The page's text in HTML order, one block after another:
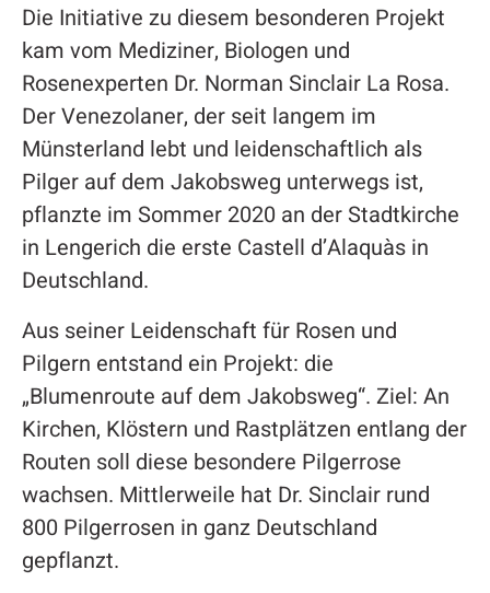
Die Initiative zu diesem besonderen Projekt
kam vom Mediziner, Biologen und
Rosenexperten Dr. Norman Sinclair La Rosa.
Der Venezolaner, der seit langem im
Münsterland lebt und leidenschaftlich als
Pilger auf dem Jakobsweg unterwegs ist,
pflanzte im Sommer 2020 an der Stadtkirche
in Lengerich die erste Castell d’Alaquàs in
Deutschland.
Aus seiner Leidenschaft für Rosen und
Pilgern entstand ein Projekt: die
„Blumenroute auf dem Jakobsweg“. Ziel: An
Kirchen, Klöstern und Rastplätzen entlang der
Routen soll diese besondere Pilgerrose
wachsen. Mittlerweile hat Dr. Sinclair rund
800 Pilgerrosen in ganz Deutschland
gepflanzt.